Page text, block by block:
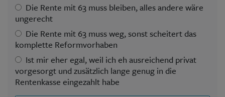
Die Rente mit 63 muss bleiben, alles andere wäre
ungerecht
Die Rente mit 63 muss weg, sonst scheitert das
komplette Reformvorhaben
Ist mir eher egal, weil ich eh ausreichend privat
vorgesorgt und zusätzlich lange genug in die
Rentenkasse eingezahlt habe